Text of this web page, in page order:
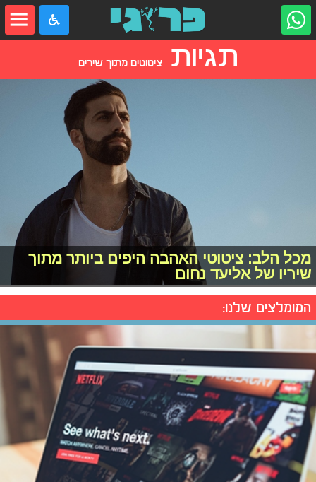
תגיותציטוטים מתוך שירים
מכל הלב: ציטוטי האהבה היפים ביותר מתוך
שיריו של אליעד נחום
המומלצים שלנו: